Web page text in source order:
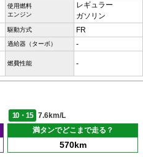
使用燃料
エンジン
レギュラー
ガソリン
駆動方式 FR
過給器（ターボ） -
燃費性能 -
10・15
7.6km/L
満タンでどこまで走る？
570km